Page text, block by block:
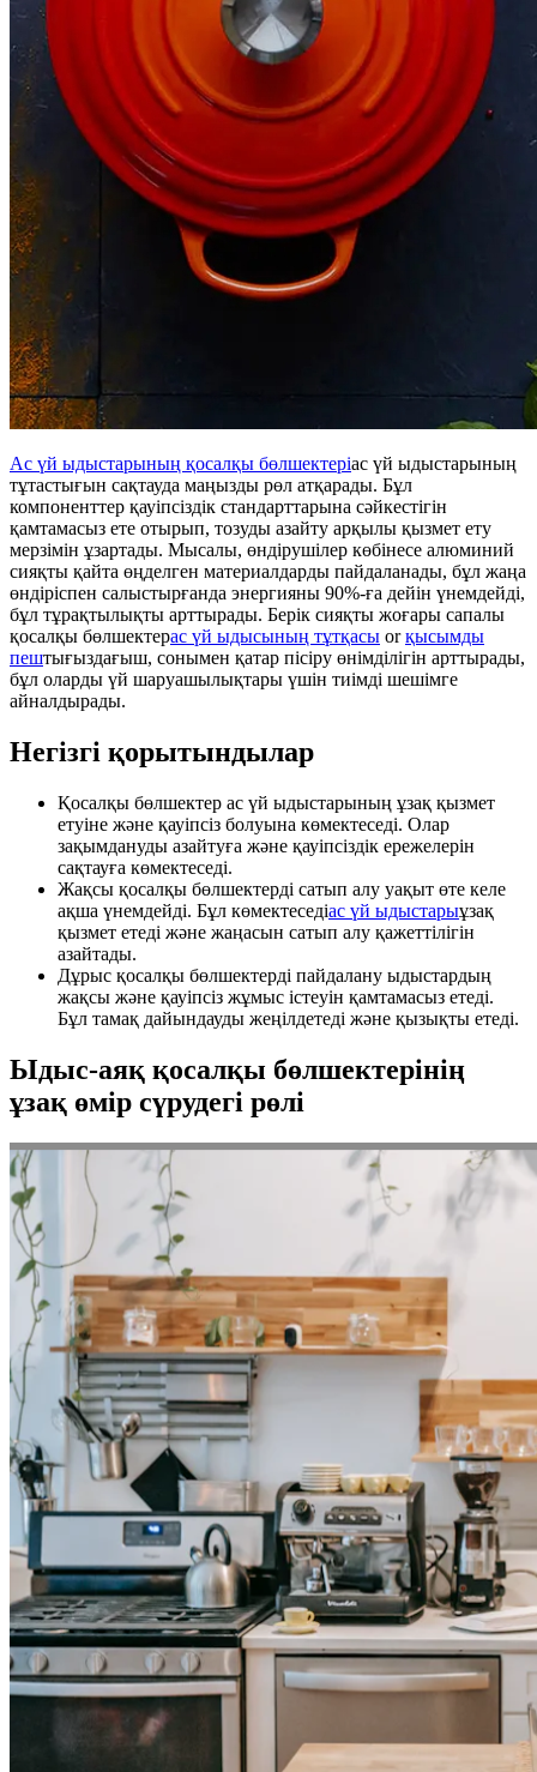
Ас үй ыдыстарының қосалқы бөлшектеріас үй ыдыстарының
тұтастығын сақтауда маңызды рөл атқарады. Бұл
компоненттер қауіпсіздік стандарттарына сәйкестігін
қамтамасыз ете отырып, тозуды азайту арқылы қызмет ету
мерзімін ұзартады. Мысалы, өндірушілер көбінесе алюминий
сияқты қайта өңделген материалдарды пайдаланады, бұл жаңа
өндіріспен салыстырғанда энергияны 90%-ға дейін үнемдейді,
бұл тұрақтылықты арттырады. Берік сияқты жоғары сапалы
қосалқы бөлшектерас үй ыдысының тұтқасы orқысымды
пештығыздағыш, сонымен қатар пісіру өнімділігін арттырады,
бұл оларды үй шаруашылықтары үшін тиімді шешімге
айналдырады.
Негізгі қорытындылар
Қосалқы бөлшектер ас үй ыдыстарының ұзақ қызмет
етуіне және қауіпсіз болуына көмектеседі. Олар
зақымдануды азайтуға және қауіпсіздік ережелерін
сақтауға көмектеседі.
Жақсы қосалқы бөлшектерді сатып алу уақыт өте келе
ақша үнемдейді. Бұл көмектеседіас үй ыдыстарыұзақ
қызмет етеді және жаңасын сатып алу қажеттілігін
азайтады.
Дұрыс қосалқы бөлшектерді пайдалану ыдыстардың
жақсы және қауіпсіз жұмыс істеуін қамтамасыз етеді.
Бұл тамақ дайындауды жеңілдетеді және қызықты етеді.
Ыдыс-аяқ қосалқы бөлшектерінің
ұзақ өмір сүрудегі рөлі